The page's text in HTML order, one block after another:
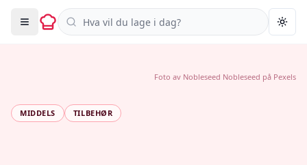
Søk i oppskrifter
MIDDELS TILBEHØR
Foto av Nobleseed Nobleseed på Pexels